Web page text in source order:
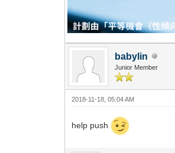
babylin
Junior Member
2018-11-18, 05:04 AM
help push